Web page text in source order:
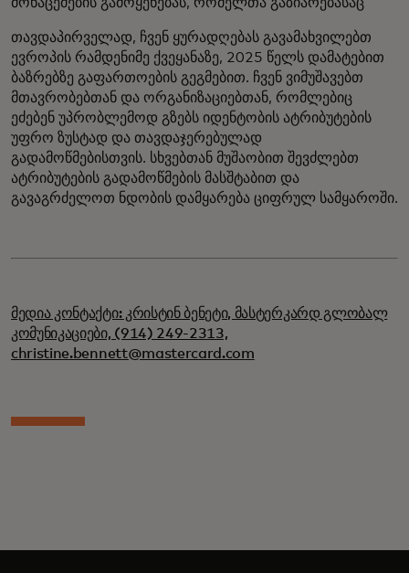
მონაცემების გამოყენებას, რომელთა გაზიარებასაც
თავდაპირველად, ჩვენ ყურადღებას გავამახვილებთ
ევროპის რამდენიმე ქვეყანაზე, 2025 წელს დამატებით
ბაზრებზე გაფართოების გეგმებით. ჩვენ ვიმუშავებთ
მთავრობებთან და ორგანიზაციებთან, რომლებიც
ეძებენ უპრობლემოდ გზებს იდენტობის ატრიბუტების
უფრო ზუსტად და თავდაჯერებულად
გადამოწმებისთვის. სხვებთან მუშაობით შევძლებთ
ატრიბუტების გადამოწმების მასშტაბით და
გავაგრძელოთ ნდობის დამყარება ციფრულ სამყაროში.
მედია კონტაქტი: კრისტინ ბენეტი, მასტერკარდ გლობალ
კომუნიკაციები, (914) 249-2313,
christine.bennett@mastercard.com